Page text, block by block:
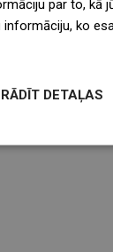
par to, kā
informāciju, ko
RĀDĪT DETAĻAS